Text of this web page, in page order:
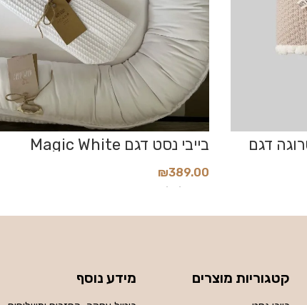
דגם בייבי נסט דגם Magic White
₪389.00
הוסף לסל
קטגוריות מוצרים מידע נוסף